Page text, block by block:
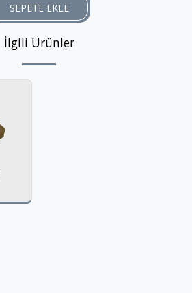
SEPETE EKLE
İlgili Ürünler